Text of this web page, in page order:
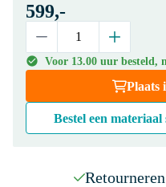
599,-
Voor 13.00 uur besteld,
Plaats
Bestel een